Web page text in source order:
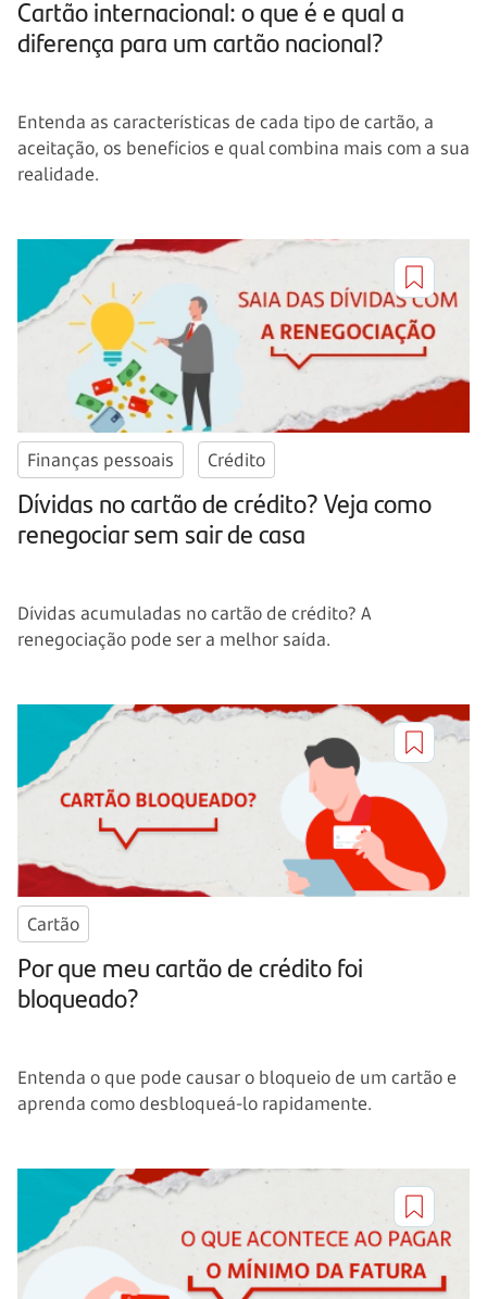
Cartão internacional: o que é e qual a
diferença para um cartão nacional?
Entenda as características de cada tipo de cartão, a
aceitação, os benefícios e qual combina mais com a sua
realidade.
Finanças pessoais Crédito
Dívidas no cartão de crédito? Veja como
renegociar sem sair de casa
Dívidas acumuladas no cartão de crédito? A
renegociação pode ser a melhor saída.
Cartão
Por que meu cartão de crédito foi
bloqueado?
Entenda o que pode causar o bloqueio de um cartão e
aprenda como desbloqueá-lo rapidamente.